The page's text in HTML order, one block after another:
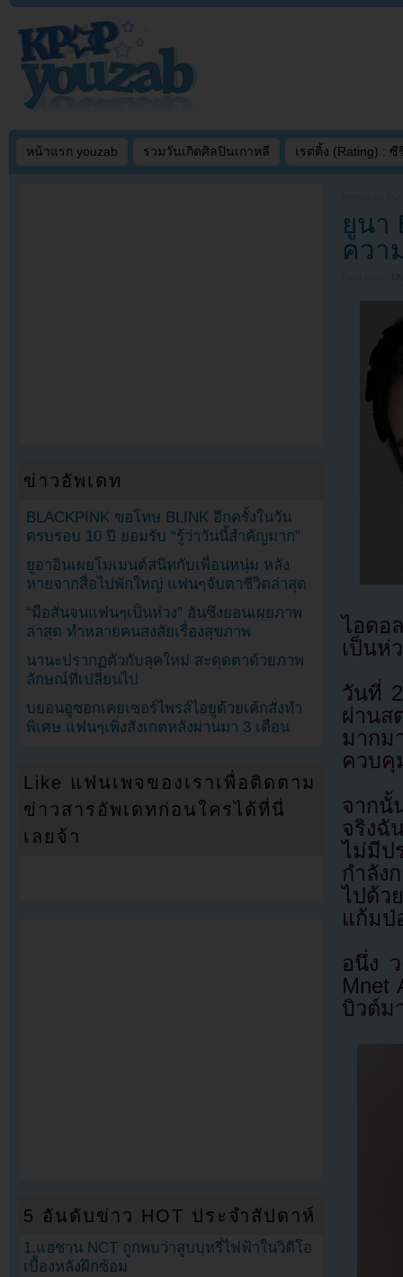
หน้าแรก youzab รวมวันเกิดศิลปินเกาหลี เรตติ้ง (Rating) : ซี
ยูนา
ควา
ไอดอ
เป็นห่
วันที่
ผ่าน
มาก
ควบคุ
จากนั้
จริงฉั
ไม่มีป
กำลัง
ไปด้ว
แก้มป่
อนึ่ง
Mnet
บิวต์ม
ข่าวอัพเดท
BLACKPINK ขอโทษ BLINK อีกครั้งในวัน
ครบรอบ 10 ปี ยอมรับ “รู้ว่าวันนี้สำคัญมาก”
ยูอาอินเผยโมเมนต์สนิทกับเพื่อนหนุ่ม หลัง
หายจากสื่อไปพักใหญ่ แฟนๆจับตาชีวิตล่าสุด
“มือสั่นจนแฟนๆเป็นห่วง” ฮันซึงยอนเผยภาพ
ล่าสุด ทำหลายคนสงสัยเรื่องสุขภาพ
นานะปรากฏตัวกับลุคใหม่ สะดุดตาด้วยภาพ
ลักษณ์ที่เปลี่ยนไป
บยอนอูซอกเคยเซอร์ไพรส์ไอยูด้วยเค้กสั่งทำ
พิเศษ แฟนๆเพิ่งสังเกตหลังผ่านมา 3 เดือน
Like แฟนเพจของเราเพื่อติดตาม
ข่าวสารอัพเดทก่อนใครได้ที่นี่
เลยจ้า
5 อันดับข่าว HOT ประจำสัปดาห์
1.แฮชาน NCT ถูกพบว่าสูบบุหรี่ไฟฟ้าในวิดีโอ
เบื้องหลังฝึกซ้อม